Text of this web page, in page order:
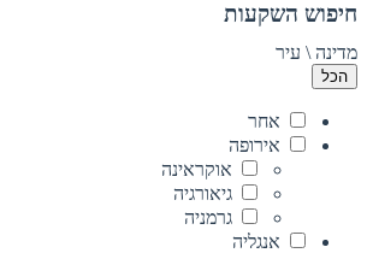
חיפוש השקעות
מדינה \ עיר
הכל
אחר
אירופה
אוקראינה
גיאורגיה
גרמניה
אנגליה